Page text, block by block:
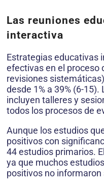
Las reuniones
interactiva
Estrategias educativas
efectivas en el proceso
revisiones
desde 1% a 39% (6-
incluyen talleres y
todos los procesos de
Aunque los estudios
positivos con
44 estudios primarios.
ya que muchos
positivos no